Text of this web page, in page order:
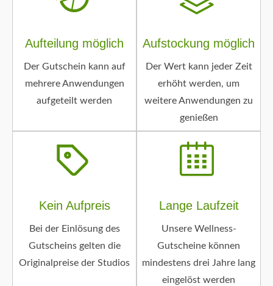
Aufteilung möglich
Der Gutschein kann auf
mehrere Anwendungen
aufgeteilt werden
Aufstockung möglich
Der Wert kann jeder Zeit
erhöht werden, um
weitere Anwendungen zu
genießen
Kein Aufpreis
Bei der Einlösung des
Gutscheins gelten die
Originalpreise der Studios
Lange Laufzeit
Unsere Wellness-
Gutscheine können
mindestens drei Jahre lang
eingelöst werden